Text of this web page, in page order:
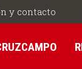
y contacto